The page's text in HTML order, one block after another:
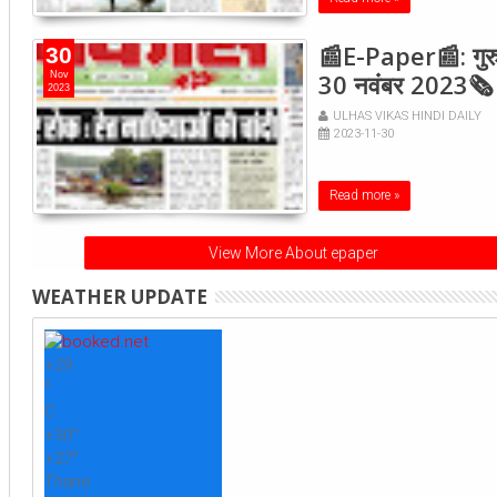
30
Nov
2023
📰E-Paper📰:
30 नवंबर 2023🗞
ULHAS VIKAS HINDI DAILY
2023-11-30
Read more »
View More About epaper
WEATHER UPDATE
+29
°
C
+30°
+27°
Thane